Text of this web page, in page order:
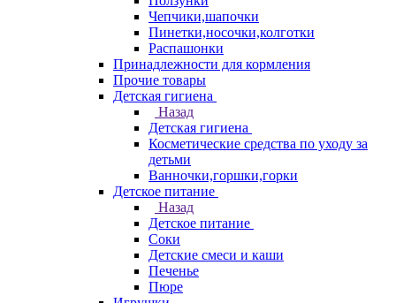
Чепчики,шапочки
Пинетки,носочки,колготки
Распашонки
Принадлежности для кормления
Прочие товары
Детская гигиена
Назад
Детская гигиена
Косметические средства по уходу за
детьми
Ванночки,горшки,горки
Детское питание
Назад
Детское питание
Соки
Детские смеси и каши
Печенье
Пюре